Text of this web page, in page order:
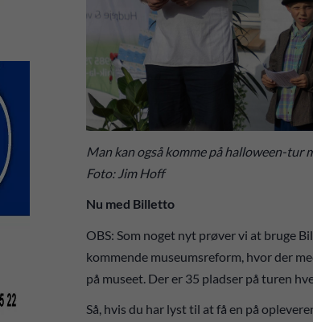
Man kan også komme på halloween-tur
Foto: Jim Hoff
Nu med Billetto
OBS: Som noget nyt prøver vi at bruge
kommende museumsreform, hvor der
på museet. Der er 35 pladser på turen
Så, hvis du har lyst til at få en på